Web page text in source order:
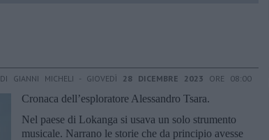
DI GIANNI MICHELI - GIOVEDÌ 28 DICEMBRE 2023 ORE 08:00
Cronaca dell’esploratore Alessandro Tsara.
Nel paese di Lokanga si usava un solo strumento
musicale. Narrano le storie che da principio avesse